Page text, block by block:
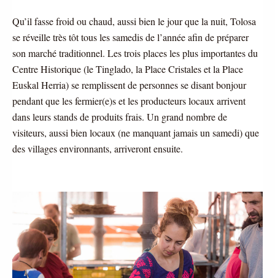
Qu’il fasse froid ou chaud, aussi bien le jour que la nuit, Tolosa
se réveille très tôt tous les samedis de l’année afin de préparer
son marché traditionnel. Les trois places les plus importantes du
Centre Historique (le Tinglado, la Place Cristales et la Place
Euskal Herria) se remplissent de personnes se disant bonjour
pendant que les fermier(e)s et les producteurs locaux arrivent
dans leurs stands de produits frais. Un grand nombre de
visiteurs, aussi bien locaux (ne manquant jamais un samedi) que
des villages environnants, arriveront ensuite.